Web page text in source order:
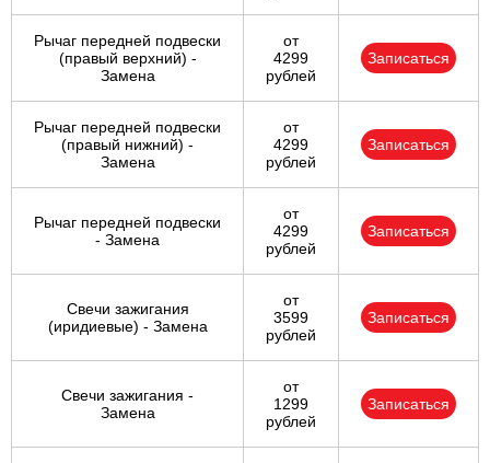
Рычаг передней подвески
(правый верхний) -
Замена
от
4299
рублей
Записаться
Рычаг передней подвески
(правый нижний) -
Замена
от
4299
рублей
Записаться
Рычаг передней подвески
- Замена
от
4299
рублей
Записаться
Свечи зажигания
(иридиевые) - Замена
от
3599
рублей
Записаться
Свечи зажигания -
Замена
от
1299
рублей
Записаться